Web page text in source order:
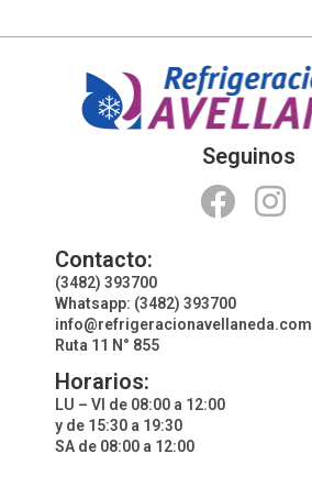
Seguinos
Contacto:
(3482) 393700
Whatsapp: (3482) 393700
info@refrigeracionavellaneda.com
Ruta 11 N° 855
Horarios:
LU – VI de 08:00 a 12:00
y de 15:30 a 19:30
SA de 08:00 a 12:00